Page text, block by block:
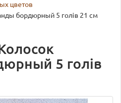
цветов
бордюрный 5 голів 21 см
5 голів